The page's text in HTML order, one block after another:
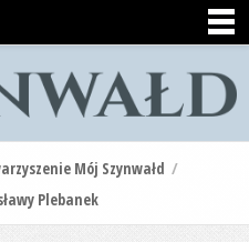
Mój Szynwałd /
Plebanek